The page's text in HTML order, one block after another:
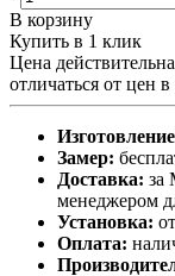
В корзину
Купить в 1 клик
Цена
отличаться от цен
Замер:
Доставка: за
менеджером
Установка:
Оплата: